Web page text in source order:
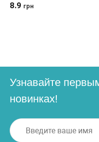
8.9 грн
Узнавайте
новинках!